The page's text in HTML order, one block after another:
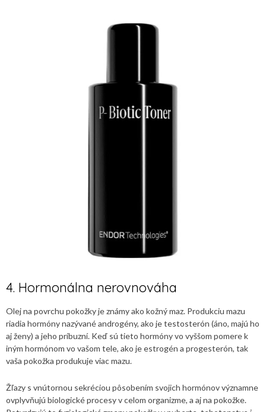
4. Hormonálna nerovnováha
Olej na povrchu pokožky je známy ako kožný maz. Produkciu mazu
riadia hormóny nazývané androgény, ako je testosterón (áno, majú ho
aj ženy) a jeho príbuzní. Keď sú tieto hormóny vo vyššom pomere k
iným hormónom vo vašom tele, ako je estrogén a progesterón, tak
vaša pokožka produkuje viac mazu.
Žľazy s vnútornou sekréciou pôsobením svojich hormónov významne
ovplyvňujú biologické procesy v celom organizme, a aj na pokožke.